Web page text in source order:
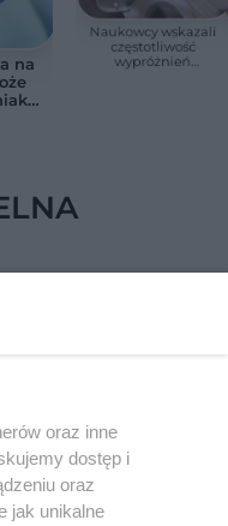
na
Naukowcy wskazali
częstotliwość
wypróżnień
oraz inne
dostęp i
oraz
jak unikalne